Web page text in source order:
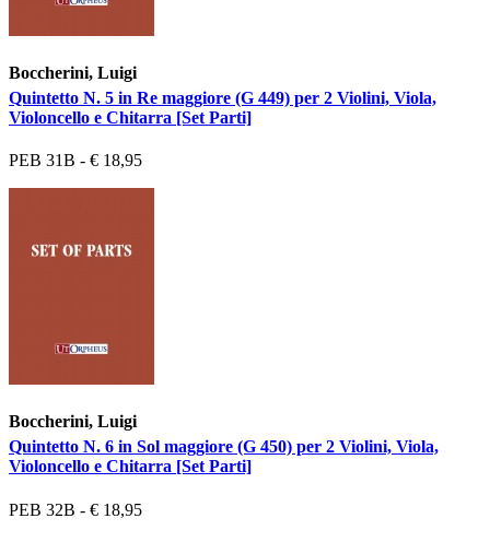
Boccherini, Luigi
Quintetto N. 5 in Re maggiore (G 449) per 2 Violini, Viola,
Violoncello e Chitarra [Set Parti]
PEB 31B - € 18,95
Boccherini, Luigi
Quintetto N. 6 in Sol maggiore (G 450) per 2 Violini, Viola,
Violoncello e Chitarra [Set Parti]
PEB 32B - € 18,95